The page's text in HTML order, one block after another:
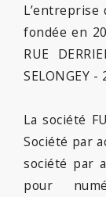
L’entreprise
fondée en
RUE
SELONGEY
La société
Société par
société par
pour